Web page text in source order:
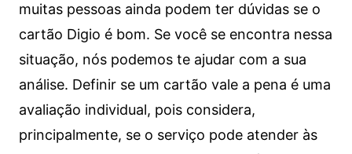
muitas pessoas ainda podem ter dúvidas se o
cartão Digio é bom. Se você se encontra nessa
situação, nós podemos te ajudar com a sua
análise. Definir se um cartão vale a pena é uma
avaliação individual, pois considera,
principalmente, se o serviço pode atender às